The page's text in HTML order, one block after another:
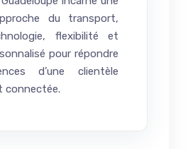
du transport,
flexibilité et
pour répondre
d’une clientèle
connectée.